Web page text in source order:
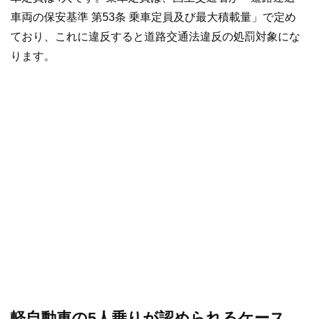
車両の保安基準 第53条 乗車定員及び最大積載量」で定め
ており、これに違反すると道路交通法違反の処罰対象にな
ります。